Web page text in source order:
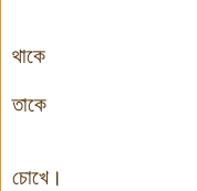
থাকে
তাকে
চোখে।